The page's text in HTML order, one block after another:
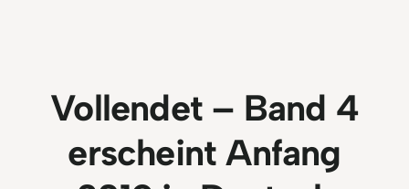
Vollendet – Band 4
erscheint Anfang